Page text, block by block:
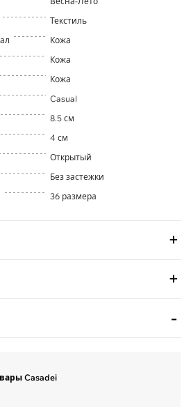
Текстиль
Кожа
Кожа
Кожа
Casual
8.5 см
4 см
Открытый
Без застежки
36 размера
Casadei